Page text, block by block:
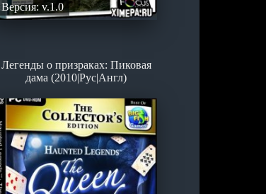
Версия: v.1.0
Легенды о призраках: Пиковая
дама (2010|Рус|Англ)